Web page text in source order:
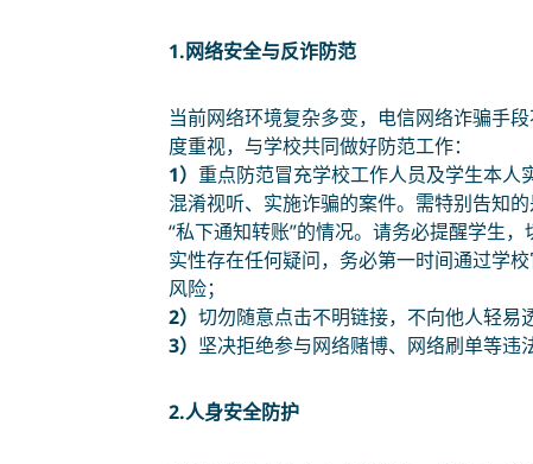
1.网络安全与反诈防范
当前网络环境复杂多变，电信网络诈骗手
度重视，与学校共同做好防范工作：
1） 重点防范冒充学校工作人员及学生本人
混淆视听、实施诈骗的案件。需特别告知
“私下通知转账”的情况。请务必提醒学生
实性存在任何疑问，务必第一时间通过学
风险；
2） 切勿随意点击不明链接，不向他人轻易
3） 坚决拒绝参与网络赌博、网络刷单等违
2.人身安全防护